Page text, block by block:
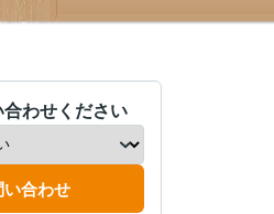
わせください
い合わせ